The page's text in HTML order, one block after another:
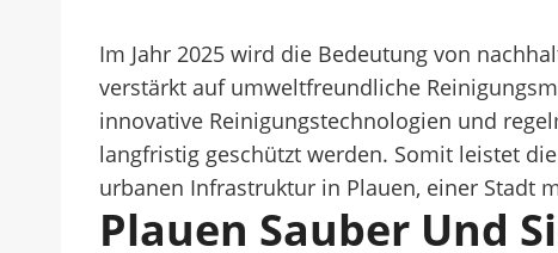
Im Jahr 2025 wird die Bedeutung von
verstärkt auf umweltfreundliche
innovative Reinigungstechnologien und
langfristig geschützt werden. Somit leistet
urbanen Infrastruktur in Plauen, einer Stadt
Plauen Sauber Und